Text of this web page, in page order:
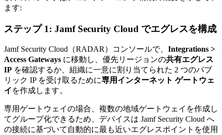
ます:
ステップ 1: Jamf Security Cloud でエグレスを構成
Jamf Security Cloud（RADAR）コンソールで、 Integrations >
Access Gateways に移動し、優先リージョンの共有エグレス
IP を確認するか、組織に一意に割り当てられた 2 つのパブ
リック IP を受け取るために専用インターネット ゲートウェ
イ を作成します。
専用ゲートウェイの場合、複数の地域ゲートウェイを作成し
てグループ化できるため、デバイスは Jamf Security Cloud へ
の接続に基づいて自動的に最も近いエグレスポイントを使用